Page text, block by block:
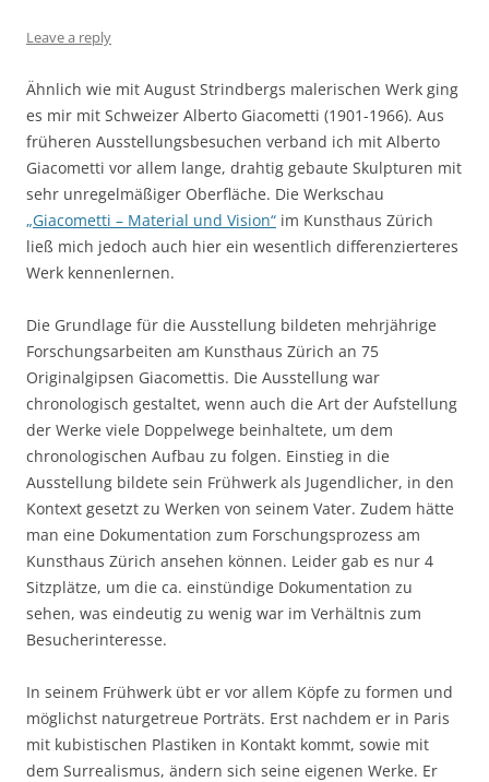
Leave a reply
Ähnlich wie mit August Strindbergs malerischen Werk ging
es mir mit Schweizer Alberto Giacometti (1901-1966). Aus
früheren Ausstellungsbesuchen verband ich mit Alberto
Giacometti vor allem lange, drahtig gebaute Skulpturen mit
sehr unregelmäßiger Oberfläche. Die Werkschau
„Giacometti – Material und Vision“ im Kunsthaus Zürich
ließ mich jedoch auch hier ein wesentlich differenzierteres
Werk kennenlernen.
Die Grundlage für die Ausstellung bildeten mehrjährige
Forschungsarbeiten am Kunsthaus Zürich an 75
Originalgipsen Giacomettis. Die Ausstellung war
chronologisch gestaltet, wenn auch die Art der Aufstellung
der Werke viele Doppelwege beinhaltete, um dem
chronologischen Aufbau zu folgen. Einstieg in die
Ausstellung bildete sein Frühwerk als Jugendlicher, in den
Kontext gesetzt zu Werken von seinem Vater. Zudem hätte
man eine Dokumentation zum Forschungsprozess am
Kunsthaus Zürich ansehen können. Leider gab es nur 4
Sitzplätze, um die ca. einstündige Dokumentation zu
sehen, was eindeutig zu wenig war im Verhältnis zum
Besucherinteresse.
In seinem Frühwerk übt er vor allem Köpfe zu formen und
möglichst naturgetreue Porträts. Erst nachdem er in Paris
mit kubistischen Plastiken in Kontakt kommt, sowie mit
dem Surrealismus, ändern sich seine eigenen Werke. Er